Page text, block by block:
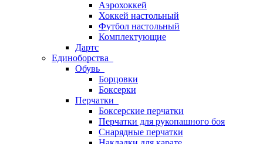
Аэрохоккей
Хоккей настольный
Футбол настольный
Комплектующие
Дартс
Единоборства
Обувь
Борцовки
Боксерки
Перчатки
Боксерские перчатки
Перчатки для рукопашного боя
Снарядные перчатки